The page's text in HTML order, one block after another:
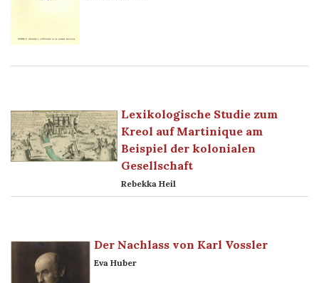
Lexikologische Studie zum
Kreol auf Martinique am
Beispiel der kolonialen
Gesellschaft
Rebekka Heil
Der Nachlass von Karl Vossler
Eva Huber